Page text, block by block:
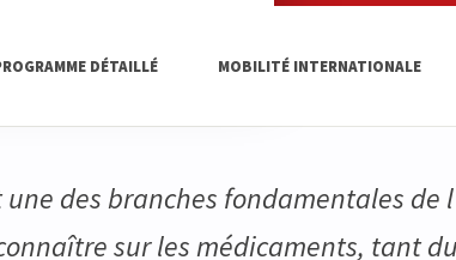
DÉTAILLÉ MOBILITÉ INTERNATIONALE
des branches fondamentales de
sur les médicaments, tant